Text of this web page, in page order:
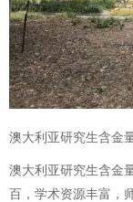
澳大利亚研究生含金
澳大利亚研究生含金
百，学术资源丰富，